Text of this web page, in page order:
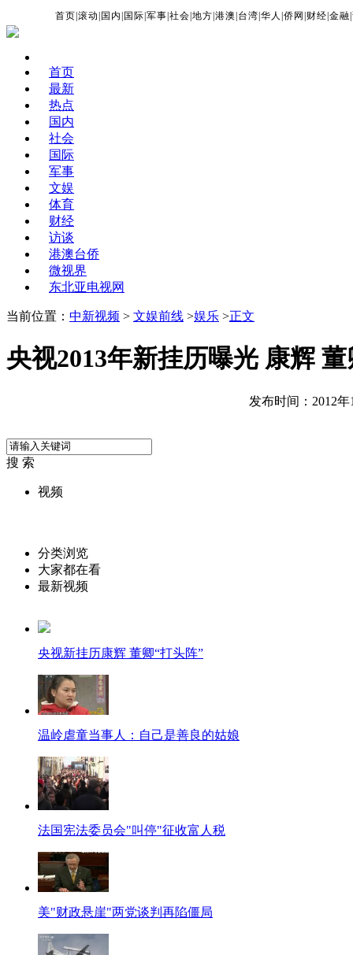
首页 |滚动 国内 国际 |军事 |社会 |地方 |港澳 台湾 |华人 |侨网 财经 |金融 |
首页
最新
热点
国内
社会
国际
军事
文娱
体育
财经
访谈
港澳台侨
微视界
东北亚电视网
当前位置： 中新视频 > 文娱前线 >娱乐 >正文
央视2013年新挂历曝光 康辉
发布时间：2012年
搜 索
视频
分类浏览
大家都在看
最新视频
央视新挂历康辉 董卿“打头阵”
温岭虐童当事人：自己是善良的姑娘
法国宪法委员会"叫停"征收富人税
美"财政悬崖"两党谈判再陷僵局